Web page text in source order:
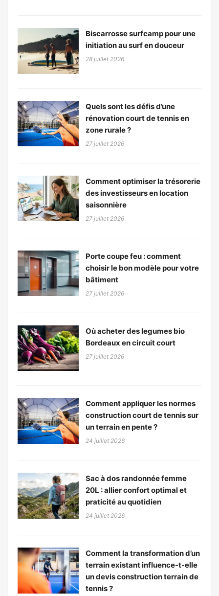
Biscarrosse surfcamp pour une
initiation au surf en douceur
28 juillet 2026
Quels sont les défis d’une
rénovation court de tennis en
zone rurale ?
27 juillet 2026
Comment optimiser la trésorerie
des investisseurs en location
saisonnière
27 juillet 2026
Porte coupe feu : comment
choisir le bon modèle pour votre
bâtiment
27 juillet 2026
Où acheter des legumes bio
Bordeaux en circuit court
27 juillet 2026
Comment appliquer les normes
construction court de tennis sur
un terrain en pente ?
24 juillet 2026
Sac à dos randonnée femme
20L : allier confort optimal et
praticité au quotidien
24 juillet 2026
Comment la transformation d’un
terrain existant influence-t-elle
un devis construction terrain de
tennis ?